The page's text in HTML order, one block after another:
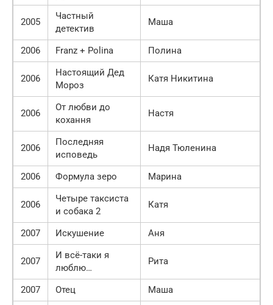
2005
Частный
детектив
Маша
2006 Franz + Polina Полина
2006
Настоящий Дед
Мороз
Катя Никитина
2006
От любви до
кохання
Настя
2006
Последняя
исповедь
Надя Тюленина
2006 Формула зеро Марина
2006
Четыре таксиста
и собака 2
Катя
2007 Искушение Аня
2007
И всё-таки я
люблю…
Рита
2007 Отец Маша